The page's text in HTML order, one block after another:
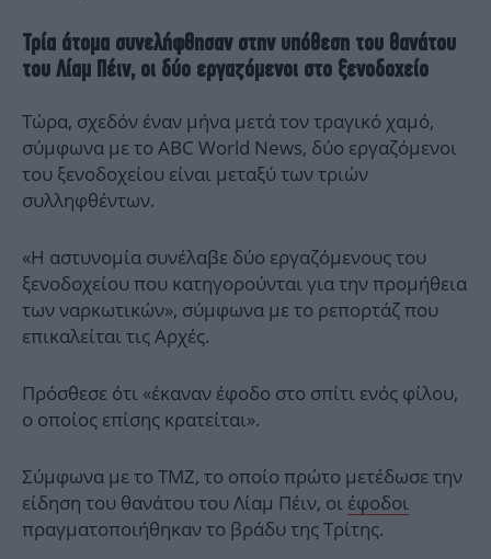
Τρία άτομα συνελήφθησαν στην υπόθεση του θανάτου
του Λίαμ Πέιν, οι δύο εργαζόμενοι στο ξενοδοχείο
Τώρα, σχεδόν έναν μήνα μετά τον τραγικό χαμό,
σύμφωνα με το ABC World News, δύο εργαζόμενοι
του ξενοδοχείου είναι μεταξύ των τριών
συλληφθέντων.
«Η αστυνομία συνέλαβε δύο εργαζόμενους του
ξενοδοχείου που κατηγορούνται για την προμήθεια
των ναρκωτικών», σύμφωνα με το ρεπορτάζ που
επικαλείται τις Αρχές.
Πρόσθεσε ότι «έκαναν έφοδο στο σπίτι ενός φίλου,
ο οποίος επίσης κρατείται».
Σύμφωνα με το TMZ, το οποίο πρώτο μετέδωσε την
είδηση του θανάτου του Λίαμ Πέιν, οι έφοδοι
πραγματοποιήθηκαν το βράδυ της Τρίτης.